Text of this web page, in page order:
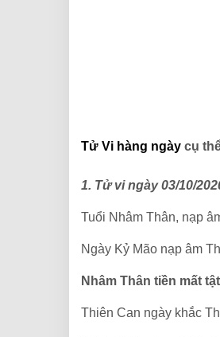
Tử Vi hàng ngày cụ
1. Tử vi ngày 03/10/
Tuổi Nhâm Thân, nạp
Ngày Kỷ Mão nạp âm
Nhâm Thân tiền mất
Thiên Can ngày khắc